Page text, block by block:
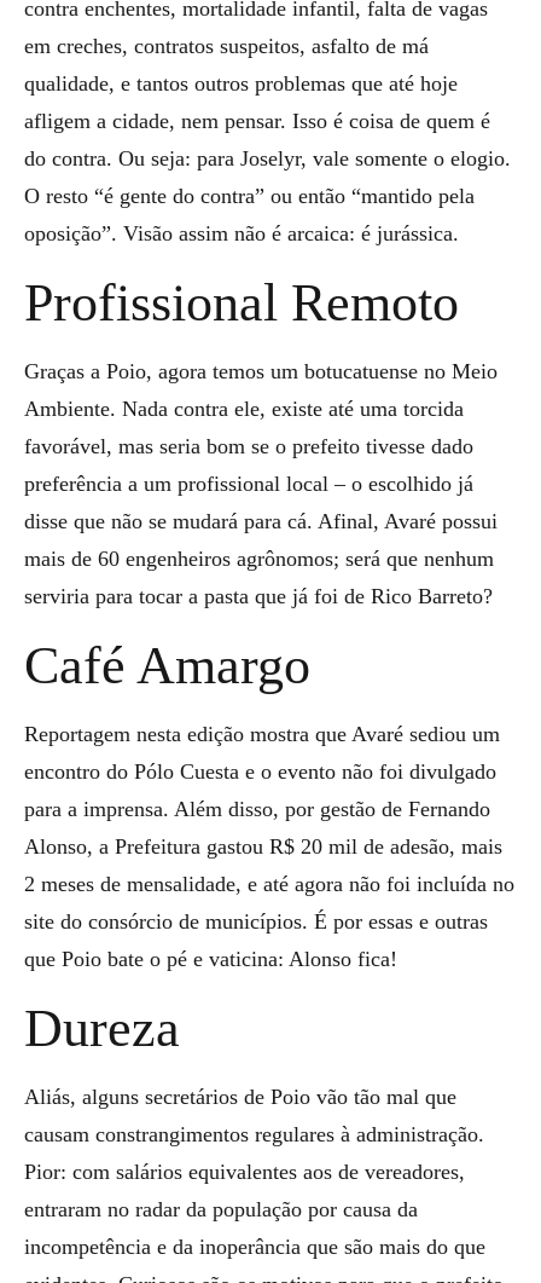
contra enchentes, mortalidade infantil, falta de vagas
em creches, contratos suspeitos, asfalto de má
qualidade, e tantos outros problemas que até hoje
afligem a cidade, nem pensar. Isso é coisa de quem é
do contra. Ou seja: para Joselyr, vale somente o elogio.
O resto “é gente do contra” ou então “mantido pela
oposição”. Visão assim não é arcaica: é jurássica.
Profissional Remoto
Graças a Poio, agora temos um botucatuense no Meio
Ambiente. Nada contra ele, existe até uma torcida
favorável, mas seria bom se o prefeito tivesse dado
preferência a um profissional local – o escolhido já
disse que não se mudará para cá. Afinal, Avaré possui
mais de 60 engenheiros agrônomos; será que nenhum
serviria para tocar a pasta que já foi de Rico Barreto?
Café Amargo
Reportagem nesta edição mostra que Avaré sediou um
encontro do Pólo Cuesta e o evento não foi divulgado
para a imprensa. Além disso, por gestão de Fernando
Alonso, a Prefeitura gastou R$ 20 mil de adesão, mais
2 meses de mensalidade, e até agora não foi incluída no
site do consórcio de municípios. É por essas e outras
que Poio bate o pé e vaticina: Alonso fica!
Dureza
Aliás, alguns secretários de Poio vão tão mal que
causam constrangimentos regulares à administração.
Pior: com salários equivalentes aos de vereadores,
entraram no radar da população por causa da
incompetência e da inoperância que são mais do que